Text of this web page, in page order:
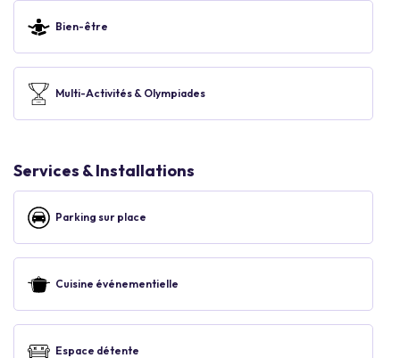
Bien-être
Multi-Activités & Olympiades
Services & Installations
Parking sur place
Cuisine événementielle
Espace détente